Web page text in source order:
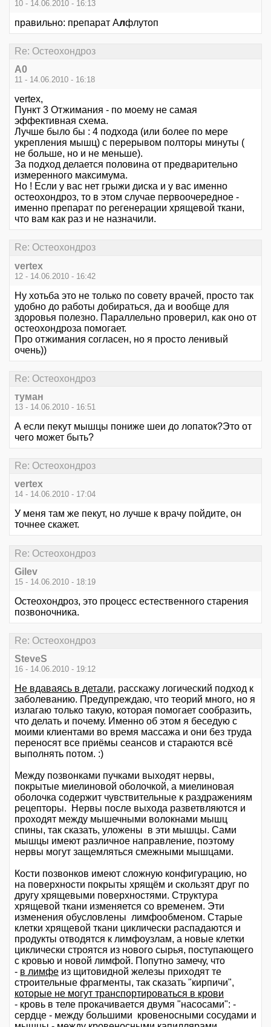
10 - 14.06.2010 - 16:13
правильно: препарат Алфлутоп
Re: Остеохондроз
А0
11 - 14.06.2010 - 16:18
vertex,
Пункт 3 Отжимания - по моему не самая
эффективная схема.
Лучше было бы : 4 подхода (или более по мере
укрепления мышц) с перерывом полторы минуты (
не больше, но и не меньше).
За подход делается половина от предварительно
измеренного максимума.
Но ! Если у вас нет грыжи диска и у вас именно
остеохондроз, то в этом случае первоочередное -
именно препарат по регенерации хрящевой ткани,
что вам как раз и не назначили.
Re: Остеохондроз
vertex
12 - 14.06.2010 - 16:42
Ну хотьба это не только по совету врачей, просто так
удобно до работы добираться, да и вообще для
здоровья полезно. Параллельно проверил, как оно от
остеохондроза помогает.
Про отжимания согласен, но я просто ленивый
очень))
Re: Остеохондроз
туман
13 - 14.06.2010 - 16:51
А если пекут мышцы пониже шеи до лопаток?Это от
чего может быть?
Re: Остеохондроз
vertex
14 - 14.06.2010 - 17:04
У меня там же пекут, но лучше к врачу пойдите, он
точнее скажет.
Re: Остеохондроз
Gilev
15 - 14.06.2010 - 18:19
Остеохондроз, это процесс естественного старения
позвоночника.
Re: Остеохондроз
SteveS
16 - 14.06.2010 - 19:12
Не вдаваясь в детали, расскажу логический подход к
заболеванию. Предупреждаю, что теорий много, но я
излагаю только такую, которая помогает сообразить,
что делать и почему. Именно об этом я беседую с
моими клиентами во время массажа и они без труда
переносят все приёмы сеансов и стараются всё
выполнять потом. :)
Между позвонками пучками выходят нервы,
покрытые миелиновой оболочкой, а миелиновая
оболочка содержит чувствительные к раздражениям
рецепторы. Нервы после выхода разветвляются и
проходят между мышечными волокнами мышц
спины, так сказать, уложены в эти мышцы. Сами
мышцы имеют различное направление, поэтому
нервы могут защемляться смежными мышцами.
Кости позвонков имеют сложную конфигурацию, но
на поверхности покрыты хрящём и скользят друг по
другу хрящевыми поверхностями. Структура
хрящевой ткани изменяется со временем. Эти
изменения обусловлены лимфообменом. Старые
клетки хрящевой ткани циклически распадаются и
продукты отводятся к лимфоузлам, а новые клетки
циклически строятся из нового сырья, поступающего
с кровью и новой лимфой. Попутно замечу, что
- в лимфе из щитовидной железы приходят те
строительные фрагменты, так сказать "кирпичи",
которые не могут транспортироваться в крови
- кровь в теле прокачивается двумя "насосами": -
сердце - между большими кровеносными сосудами и